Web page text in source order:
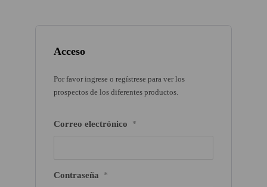
Acceso
Por favor ingrese o regístrese para ver los
prospectos de los diferentes productos.
Correo electrónico *
Contraseña *